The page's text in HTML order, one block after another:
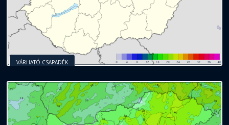
VÁRHATÓ CSAPADÉK